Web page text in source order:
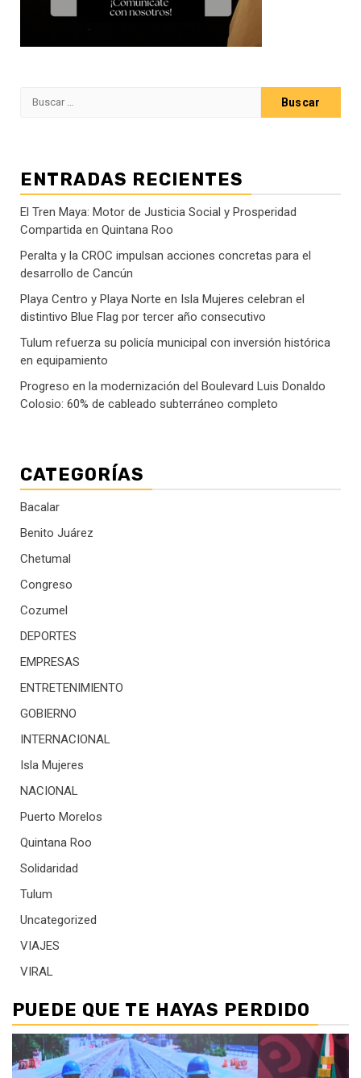
Buscar:
ENTRADAS RECIENTES
El Tren Maya: Motor de Justicia Social y Prosperidad
Compartida en Quintana Roo
Peralta y la CROC impulsan acciones concretas para el
desarrollo de Cancún
Playa Centro y Playa Norte en Isla Mujeres celebran el
distintivo Blue Flag por tercer año consecutivo
Tulum refuerza su policía municipal con inversión histórica
en equipamiento
Progreso en la modernización del Boulevard Luis Donaldo
Colosio: 60% de cableado subterráneo completo
CATEGORÍAS
Bacalar
Benito Juárez
Chetumal
Congreso
Cozumel
DEPORTES
EMPRESAS
ENTRETENIMIENTO
GOBIERNO
INTERNACIONAL
Isla Mujeres
NACIONAL
Puerto Morelos
Quintana Roo
Solidaridad
Tulum
Uncategorized
VIAJES
VIRAL
PUEDE QUE TE HAYAS PERDIDO